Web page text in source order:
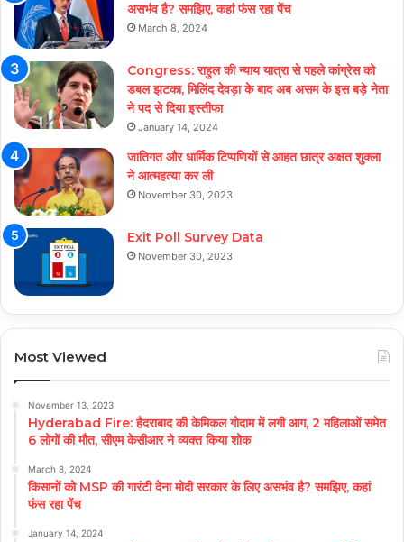
असभंव है? समझिए, कहां फंस रहा पेंच
March 8, 2024
Congress: राहुल की न्याय यात्रा से पहले कांग्रेस को
डबल झटका, मिलिंद देवड़ा के बाद अब असम के इस बड़े नेता
ने पद से दिया इस्तीफा
January 14, 2024
जातिगत और धार्मिक टिप्पणियों से आहत छात्र अक्षत शुक्ला
ने आत्महत्या कर ली
November 30, 2023
Exit Poll Survey Data
November 30, 2023
Most Viewed
November 13, 2023
Hyderabad Fire: हैदराबाद की केमिकल गोदाम में लगी आग, 2 महिलाओं समेत
6 लोगों की मौत, सीएम केसीआर ने व्यक्त किया शोक
March 8, 2024
किसानों को MSP की गारंटी देना मोदी सरकार के लिए असभंव है? समझिए, कहां
फंस रहा पेंच
January 14, 2024